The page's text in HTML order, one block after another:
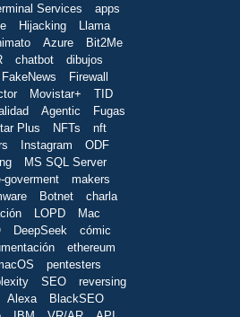
Services
apps
Hijacking
Llama
Azure
Bit2Me
chatbot
dibujos
FakeNews
Firewall
Movistar+
TID
Agentic
Fugas
Plus NFTs
nft
Instagram
ODF
MS SQL Server
goverment
makers
Botnet
charla
LOPD
Mac
DeepSeek
cómic
ethereum
pentesters
SEO
reversing
Alexa
BlackSEO